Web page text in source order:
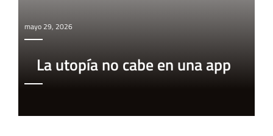
mayo 29, 2026
La utopía no cabe en una app